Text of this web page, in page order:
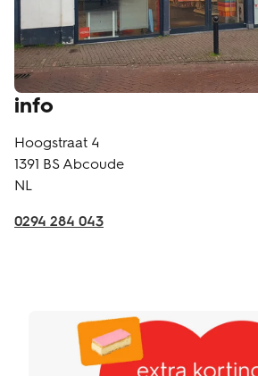
info
Hoogstraat 4
1391 BS Abcoude
NL
0294 284 043